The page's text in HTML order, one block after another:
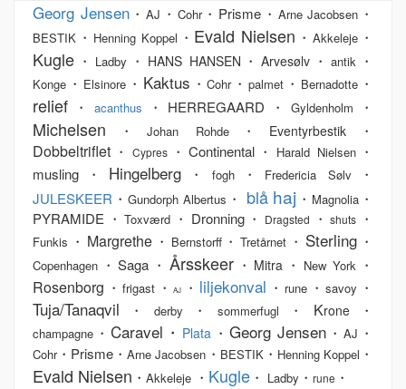
Georg Jensen・AJ ・ Cohr・Prisme・ Arne Jacobsen ・
BESTIK ・ Henning Koppel ・ Evald Nielsen ・Akkeleje ・
Kugle ・ Ladby ・ HANS HANSEN ・Arvesølv ・antik ・
Konge ・ Elsinore・ Kaktus ・Cohr・palmet ・ Bernadotte ・
relief ・ acanthus ・HERREGAARD・Gyldenholm ・
Michelsen ・ Johan Rohde・ Eventyrbestik ・
Dobbeltriflet ・ Cypres・Continental・ Harald Nielsen・
musling・ Hingelberg ・ fogh・ Fredericia Sølv・
JULESKEER ・ Gundorph Albertus ・ blå haj ・ Magnolia ・
PYRAMIDE・Toxværd ・Dronning・ Dragsted ・shuts ・
Funkis ・ Margrethe・ Bernstorff・Tretårnet ・ Sterling ・
Copenhagen ・Saga・ Årsskeer・ Mitra ・ New York ・
Rosenborg ・frigast ・AJ ・ liljekonval ・ rune ・savoy ・
Tuja/Tanaqvil ・ derby ・ sommerfugl ・ Krone・
champagne ・Caravel・ Plata ・ Georg Jensen・ AJ ・
Cohr・Prisme・Arne Jacobsen ・ BESTIK・ Henning Koppel ・
Evald Nielsen ・ Akkeleje ・ Kugle ・ Ladby ・ rune ・